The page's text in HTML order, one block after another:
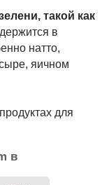
такой как
в
натто,
яичном
для
в